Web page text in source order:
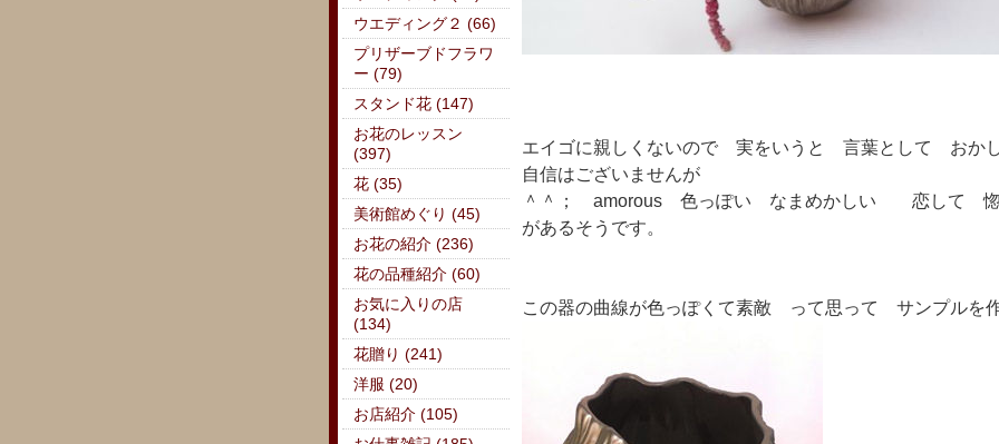
エイゴに親しくないので 実をいうと 言葉として おか
自信はございませんが
＾＾； amorous 色っぽい なまめかしい 恋して 惚
があるそうです。
この器の曲線が色っぽくて素敵 って思って サンプルを作
ウエディング２ (66)
プリザーブドフラワ
ー (79)
スタンド花 (147)
お花のレッスン
(397)
花 (35)
美術館めぐり (45)
お花の紹介 (236)
花の品種紹介 (60)
お気に入りの店
(134)
花贈り (241)
洋服 (20)
お店紹介 (105)